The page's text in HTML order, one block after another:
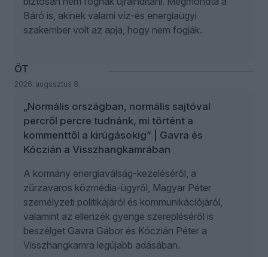
Báró is, akinek valami víz-és energiaügyi
szakember volt az apja, hogy nem fogják.
ÖT
2026. augusztus 8.
„Normális országban, normális sajtóval
percről percre tudnánk, mi történt a
kommenttől a kirúgásokig” | Gavra és
Kóczián a Visszhangkamrában
A kormány energiaválság-kezeléséről, a
zűrzavaros közmédia-ügyről, Magyar Péter
személyzeti politikájáról és kommunikációjáról,
valamint az ellenzék gyenge szerepléséről is
beszélget Gavra Gábor és Kóczián Péter a
Visszhangkamra legújabb adásában.